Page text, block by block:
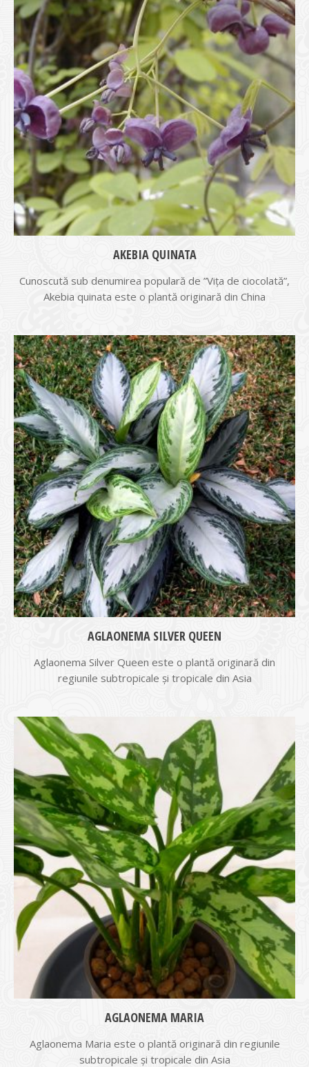
AKEBIA QUINATA
Cunoscută sub denumirea populară de ”Viţa de ciocolată”,
Akebia quinata este o plantă originară din China
AGLAONEMA SILVER QUEEN
Aglaonema Silver Queen este o plantă originară din
regiunile subtropicale şi tropicale din Asia
AGLAONEMA MARIA
Aglaonema Maria este o plantă originară din regiunile
subtropicale şi tropicale din Asia